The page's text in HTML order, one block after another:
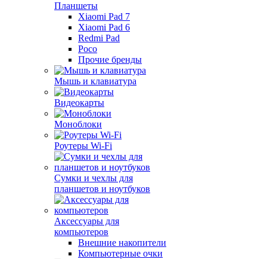
Планшеты
Xiaomi Pad 7
Xiaomi Pad 6
Redmi Pad
Poco
Прочие бренды
Мышь и клавиатура
Видеокарты
Моноблоки
Роутеры Wi-Fi
Сумки и чехлы для
планшетов и ноутбуков
Аксессуары для
компьютеров
Внешние накопители
Компьютерные очки